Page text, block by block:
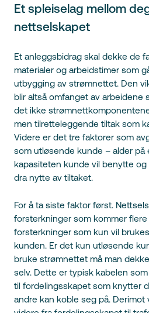
Et spleiselag mellom
nettselskapet
Et anleggsbidrag skal dekke de
materialer og arbeidstimer som
utbygging av strømnettet. Den
blir altså omfanget av arbeidene
det ikke
men tilretteleggende tiltak som
Videre er det tre faktorer som
som utløsende kunde – alder på
kapasiteten kunde vil benytte
dra nytte av tiltaket.
For å ta siste faktor først.
forsterkninger som kommer
forsterkninger som kun vil
kunden. Er det kun utløsende
bruke strømnettet må man
selv. Dette er typisk kabelen
til fordelingsskapet som knytter
andre kan koble seg på. Derimot